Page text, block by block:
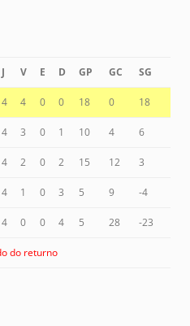
J V E D GP GC SG
4 4 0 0 18 0 18
4 3 0 1 10 4 6
4 2 0 2 15 12 3
4 1 0 3 5 9 -4
4 0 0 4 5 28 -23
do returno